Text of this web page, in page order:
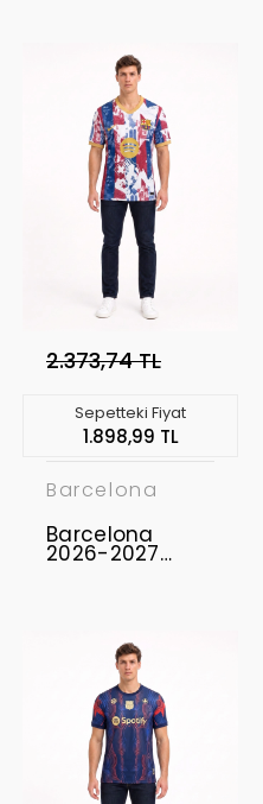
2.373,74 TL
Sepetteki Fiyat
1.898,99 TL
Barcelona
Barcelona
2026-2027